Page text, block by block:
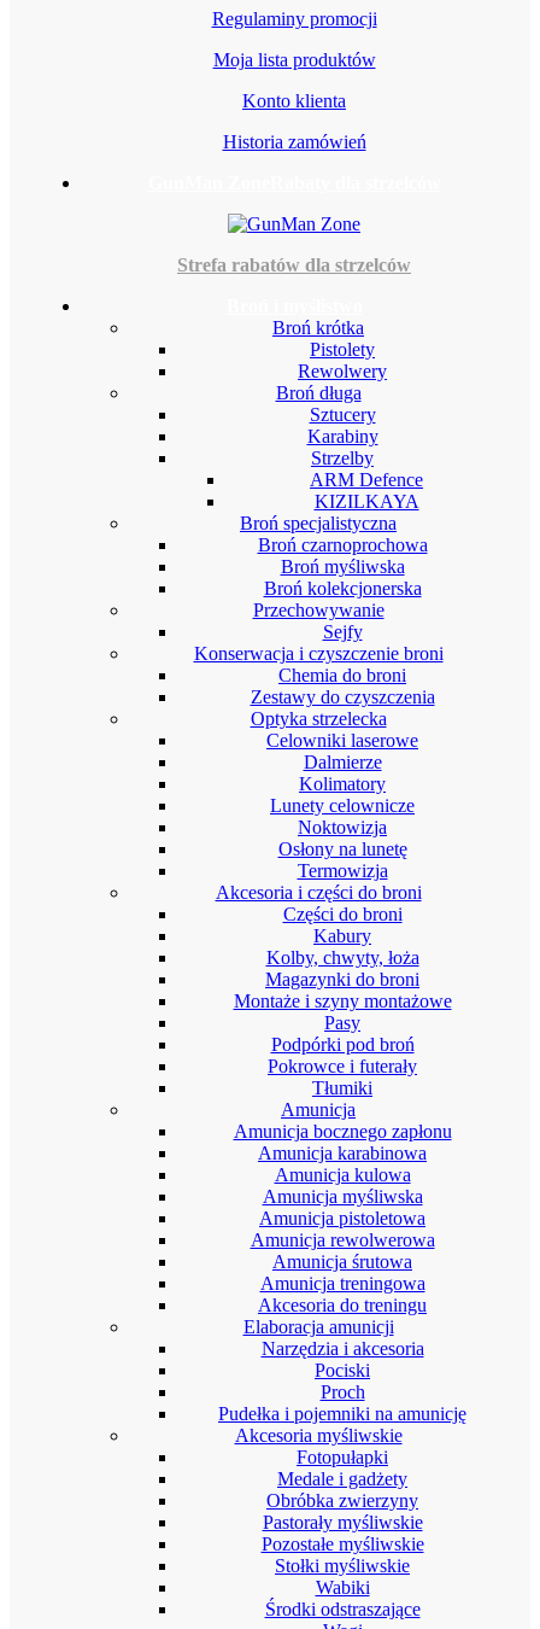
Regulaminy promocji
Moja lista produktów
Konto klienta
Historia zamówień
Strefa rabatów dla strzelców
Broń krótka
Pistolety
Rewolwery
Broń długa
Sztucery
Karabiny
Strzelby
ARM Defence
KIZILKAYA
Broń specjalistyczna
Broń czarnoprochowa
Broń myśliwska
Broń kolekcjonerska
Przechowywanie
Sejfy
Konserwacja i czyszczenie broni
Chemia do broni
Zestawy do czyszczenia
Optyka strzelecka
Celowniki laserowe
Dalmierze
Kolimatory
Lunety celownicze
Noktowizja
Osłony na lunetę
Termowizja
Akcesoria i części do broni
Części do broni
Kabury
Kolby, chwyty, łoża
Magazynki do broni
Montaże i szyny montażowe
Pasy
Podpórki pod broń
Pokrowce i futerały
Tłumiki
Amunicja
Amunicja bocznego zapłonu
Amunicja karabinowa
Amunicja kulowa
Amunicja myśliwska
Amunicja pistoletowa
Amunicja rewolwerowa
Amunicja śrutowa
Amunicja treningowa
Akcesoria do treningu
Elaboracja amunicji
Narzędzia i akcesoria
Pociski
Proch
Pudełka i pojemniki na amunicję
Akcesoria myśliwskie
Fotopułapki
Medale i gadżety
Obróbka zwierzyny
Pastorały myśliwskie
Pozostałe myśliwskie
Stołki myśliwskie
Wabiki
Środki odstraszające